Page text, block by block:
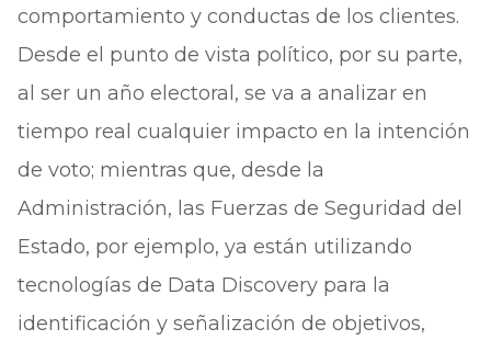
comportamiento y conductas de los clientes.
Desde el punto de vista político, por su parte,
al ser un año electoral, se va a analizar en
tiempo real cualquier impacto en la intención
de voto; mientras que, desde la
Administración, las Fuerzas de Seguridad del
Estado, por ejemplo, ya están utilizando
tecnologías de Data Discovery para la
identificación y señalización de objetivos,